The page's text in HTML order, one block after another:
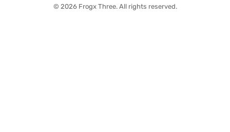
© 2026 Frogx Three. All rights reserved.